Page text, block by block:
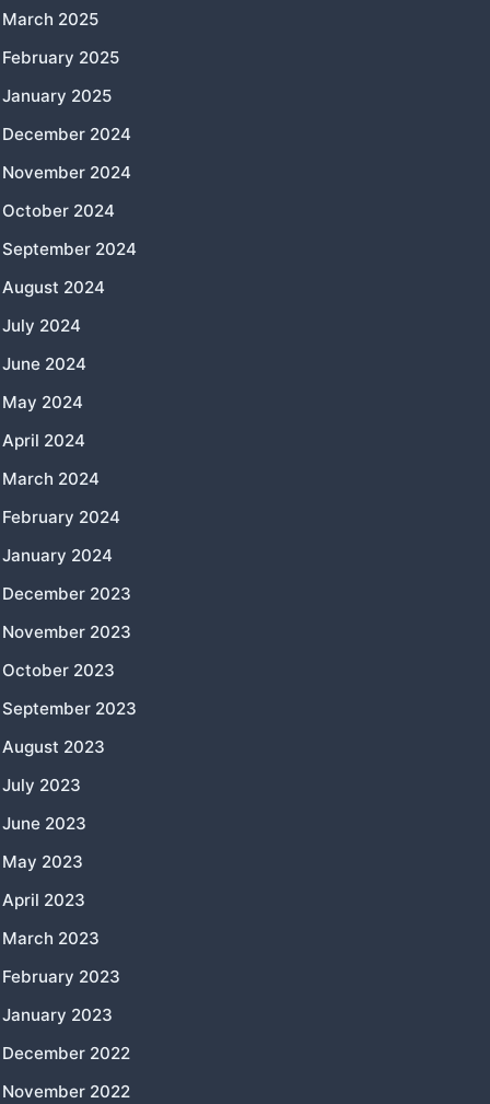
March 2025
February 2025
January 2025
December 2024
November 2024
October 2024
September 2024
August 2024
July 2024
June 2024
May 2024
April 2024
March 2024
February 2024
January 2024
December 2023
November 2023
October 2023
September 2023
August 2023
July 2023
June 2023
May 2023
April 2023
March 2023
February 2023
January 2023
December 2022
November 2022